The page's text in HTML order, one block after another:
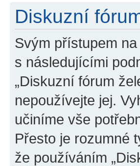
Diskuzní
Svým přístupem
s následujícími
„Diskuzní fórum
nepoužívejte jej.
učiníme vše
Přesto je rozumné
že používáním